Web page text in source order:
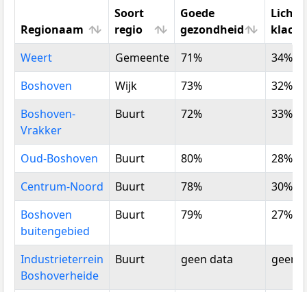
Regionaam
Soort
regio
Goede
gezondheid
Regionaam
Soort
regio
Goede
gezondheid
Weert Gemeente 71%
34%
Boshoven
Wijk 73%
32%
Boshoven-
Vrakker
Buurt 72% 33%
Oud-Boshoven Buurt 80%
28%
Centrum-Noord
Buurt 78%
30%
Boshoven
buitengebied
Buurt 79% 27%
Industrieterrein
Boshoverheide
Buurt geen data geen